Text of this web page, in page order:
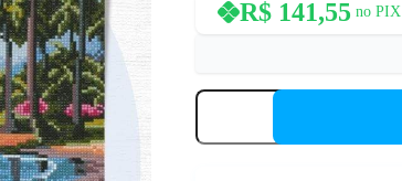
era:
R$141,55 no PIX
Ilha
-